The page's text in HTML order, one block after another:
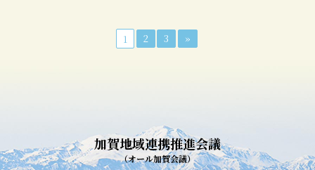
1 2 3 »
加賀地域連携推進会議
（オール加賀会議）